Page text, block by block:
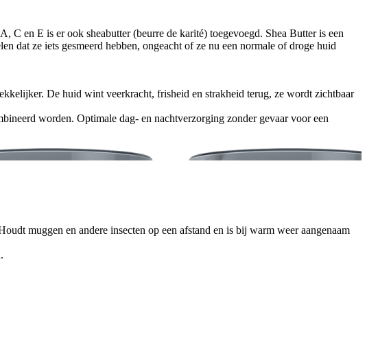
en E is er ook sheabutter (beurre de karité) toegevoegd. Shea Butter is een
dat ze iets gesmeerd hebben, ongeacht of ze nu een normale of droge huid
De huid wint veerkracht, frisheid en strakheid terug, ze wordt zichtbaar
worden. Optimale dag- en nachtverzorging zonder gevaar voor een
muggen en andere insecten op een afstand en is bij warm weer aangenaam